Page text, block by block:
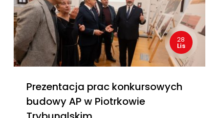
28
Lis
Prezentacja prac konkursowych
budowy AP w Piotrkowie